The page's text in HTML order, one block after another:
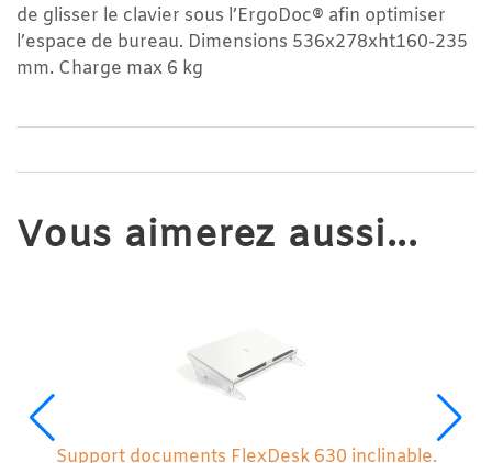
de glisser le clavier sous l’ErgoDoc® afin optimiser
l’espace de bureau. Dimensions 536x278xht160-235
mm. Charge max 6 kg
Vous aimerez aussi...
Support documents FlexDesk 630 inclinable.